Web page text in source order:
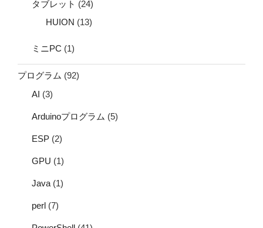
タブレット (24)
HUION (13)
ミニPC (1)
プログラム (92)
AI (3)
Arduinoプログラム (5)
ESP (2)
GPU (1)
Java (1)
perl (7)